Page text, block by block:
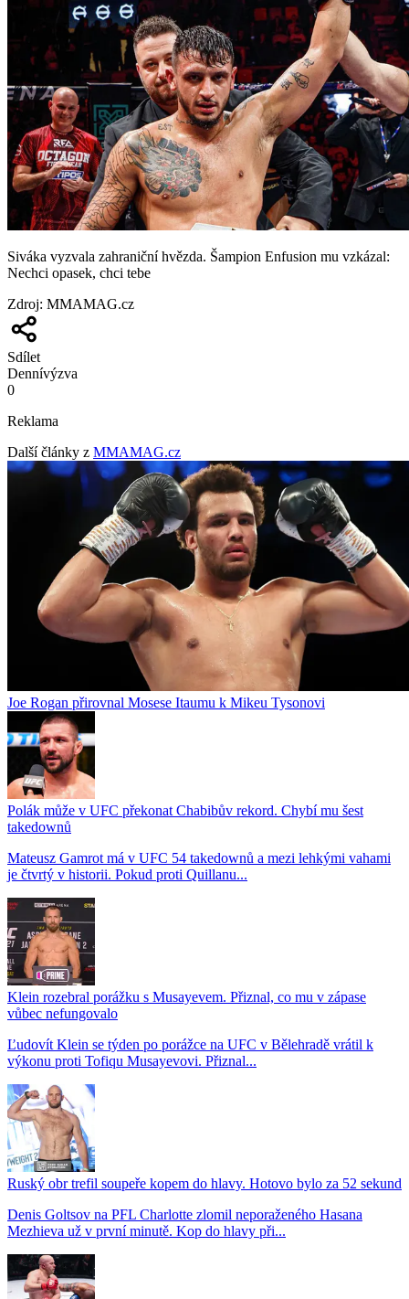
Siváka vyzvala zahraniční hvězda. Šampion Enfusion mu vzkázal:
Nechci opasek, chci tebe
Zdroj: MMAMAG.cz
Sdílet
Dennívýzva
0
Reklama
Další články z MMAMAG.cz
Joe Rogan přirovnal Mosese Itaumu k Mikeu Tysonovi
Polák může v UFC překonat Chabibův rekord. Chybí mu šest
takedownů
Mateusz Gamrot má v UFC 54 takedownů a mezi lehkými vahami
je čtvrtý v historii. Pokud proti Quillanu...
Klein rozebral porážku s Musayevem. Přiznal, co mu v zápase
vůbec nefungovalo
Ľudovít Klein se týden po porážce na UFC v Bělehradě vrátil k
výkonu proti Tofiqu Musayevovi. Přiznal...
Ruský obr trefil soupeře kopem do hlavy. Hotovo bylo za 52 sekund
Denis Goltsov na PFL Charlotte zlomil neporaženého Hasana
Mezhieva už v první minutě. Kop do hlavy při...